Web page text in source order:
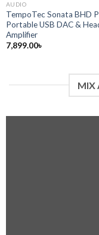
AUDIO
TempoTec Sonata BHD
Portable USB DAC &
Amplifier
7,899.00৳
MIX